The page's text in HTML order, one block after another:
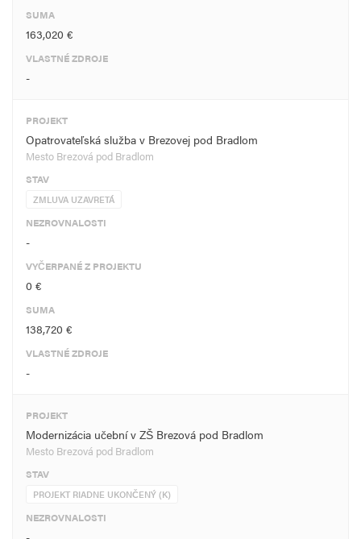
SUMA
163,020 €
VLASTNÉ ZDROJE
-
PROJEKT
Opatrovateľská služba v Brezovej pod Bradlom
Mesto Brezová pod Bradlom
STAV
ZMLUVA UZAVRETÁ
NEZROVNALOSTI
-
VYČERPANÉ Z PROJEKTU
0 €
SUMA
138,720 €
VLASTNÉ ZDROJE
-
PROJEKT
Modernizácia učební v ZŠ Brezová pod Bradlom
Mesto Brezová pod Bradlom
STAV
PROJEKT RIADNE UKONČENÝ (K)
NEZROVNALOSTI